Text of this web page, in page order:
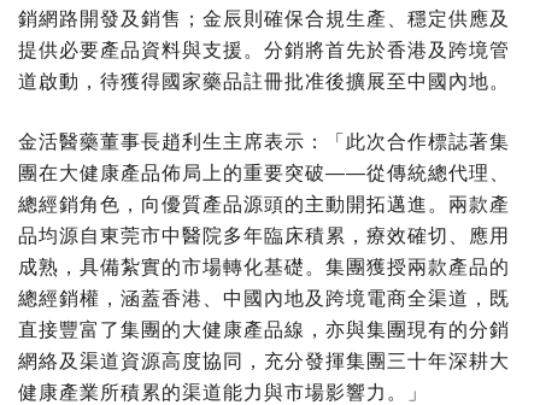
銷網路開發及銷售；金辰則確保合規生產、穩定供應及
提供必要產品資料與支援。分銷將首先於香港及跨境管
道啟動，待獲得國家藥品註冊批准後擴展至中國內地。
金活醫藥董事長趙利生主席表示：「此次合作標誌著集
團在大健康產品佈局上的重要突破——從傳統總代理、
總經銷角色，向優質產品源頭的主動開拓邁進。兩款產
品均源自東莞市中醫院多年臨床積累，療效確切、應用
成熟，具備紮實的市場轉化基礎。集團獲授兩款產品的
總經銷權，涵蓋香港、中國內地及跨境電商全渠道，既
直接豐富了集團的大健康產品線，亦與集團現有的分銷
網絡及渠道資源高度協同，充分發揮集團三十年深耕大
健康產業所積累的渠道能力與市場影響力。」